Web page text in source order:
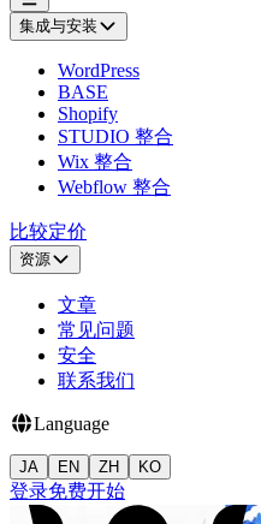
集成与安装
WordPress
BASE
Shopify
STUDIO 整合
Wix 整合
Webflow 整合
比较定价
资源
文章
常见问题
安全
联系我们
Language
JA EN ZH KO
登录免费开始